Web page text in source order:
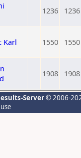
1236 1236
Karl 1550 1550
1908 1908
Server© 2006-